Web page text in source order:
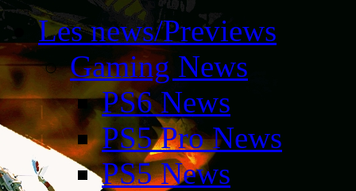
Les news/Previews
Gaming News
PS6 News
PS5 Pro News
PS5 News